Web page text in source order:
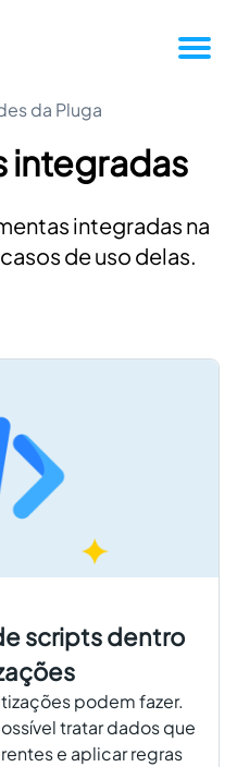
Pluga
grátis
da Pluga
integradas
integradas na
de uso delas.
scripts dentro
podem fazer.
tratar dados que
e aplicar regras